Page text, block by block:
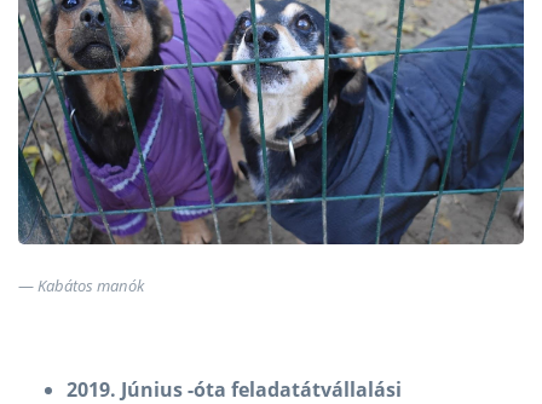
Kabátos manók
2019. Június -óta feladatátvállalási